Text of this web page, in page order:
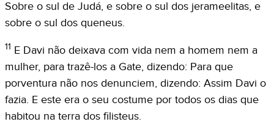
Sobre o sul de Judá, e sobre o sul dos jerameelitas, e
sobre o sul dos queneus.
11 E Davi não deixava com vida nem a homem nem a
mulher, para trazê-los a Gate, dizendo: Para que
porventura não nos denunciem, dizendo: Assim Davi o
fazia. E este era o seu costume por todos os dias que
habitou na terra dos filisteus.